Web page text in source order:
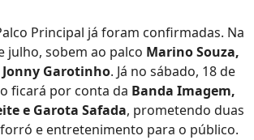
Principal já foram confirmadas. Na
julho, sobem ao palco Marino Souza,
Garotinho. Já no sábado, 18 de
ficará por conta da Banda Imagem,
e Garota Safada, prometendo duas
e entretenimento para o público.